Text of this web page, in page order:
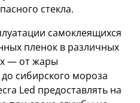
стекла.
самоклеящихся
пленок в различных
— от жары
сибирского мороза
Led предоставлять на